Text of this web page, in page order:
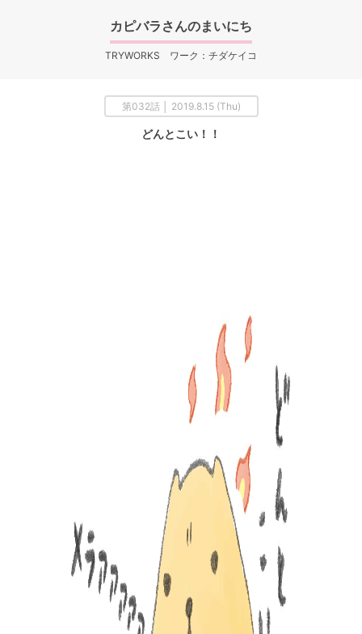
カピバラさんのまいにち
TRYWORKS ワーク：チダケイコ
第032話 │ 2019.8.15 (Thu)
どんとこい！！